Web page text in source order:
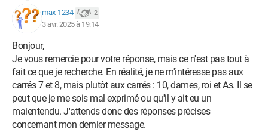
max-1234 2
3 avr. 2025 à 19:14
Bonjour,
Je vous remercie pour votre réponse, mais ce n'est pas tout à
fait ce que je recherche. En réalité, je ne m'intéresse pas aux
carrés 7 et 8, mais plutôt aux carrés : 10, dames, roi et As. Il se
peut que je me sois mal exprimé ou qu'il y ait eu un
malentendu. J'attends donc des réponses précises
concernant mon dernier message.